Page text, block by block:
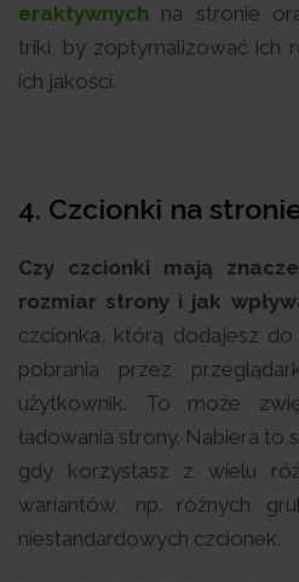
eraktywnych na stronie
triki, by zoptymalizować ich
ich jakości.
4. Czcionki na
Czy czcionki mają
rozmiar strony i jak
czcionka, którą dodajesz
pobrania przez
użytkownik. To może
ładowania strony. Nabiera to
gdy korzystasz z wielu
wariantów, np. różnych
niestandardowych czcionek.